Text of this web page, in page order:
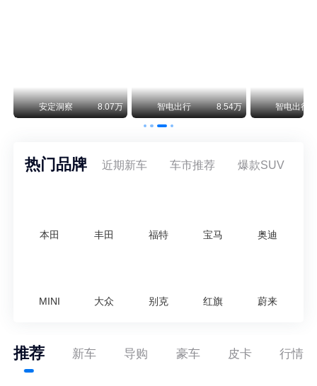
安定洞察 8.07万 智电出行 8.54万 智电出行
热门品牌 近期新车 车市推荐 爆款SUV
本田 丰田 福特 宝马 奥迪
MINI 大众 别克 红旗 蔚来
推荐 新车 导购 豪车 皮卡 行情